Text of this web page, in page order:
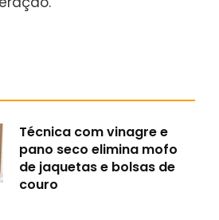
Técnica com vinagre e
pano seco elimina mofo
de jaquetas e bolsas de
couro